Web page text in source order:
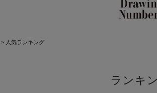
> 人気ランキング